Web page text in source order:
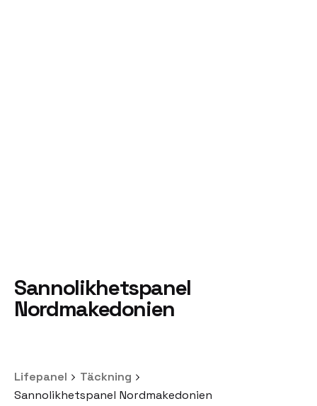
Sannolikhetspanel
Nordmakedonien
Lifepanel
Täckning
Sannolikhetspanel Nordmakedonien